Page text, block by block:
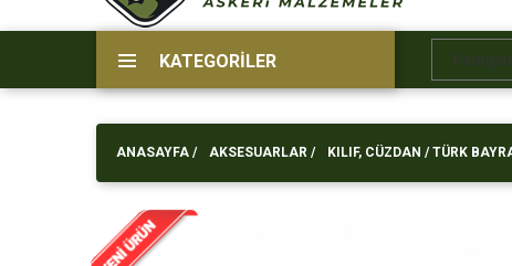
KATEGORİLER
ANASAYFA / AKSESUARLAR / KILIF, CÜZDAN /TÜRK